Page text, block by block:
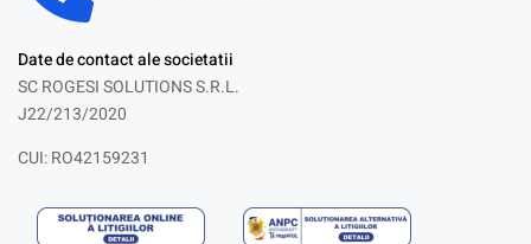
Date de contact ale societatii
SC ROGESI SOLUTIONS S.R.L.
J22/213/2020
CUI: RO42159231